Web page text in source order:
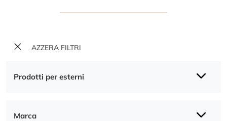
AZZERA FILTRI
Prodotti per esterni
Marca